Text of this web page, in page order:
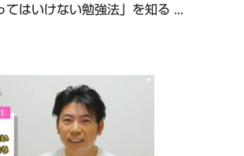
てはいけない勉強法」を知る ...